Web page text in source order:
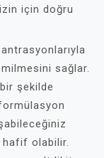
için doğru
sağlar.
şekilde
hafif olabilir.